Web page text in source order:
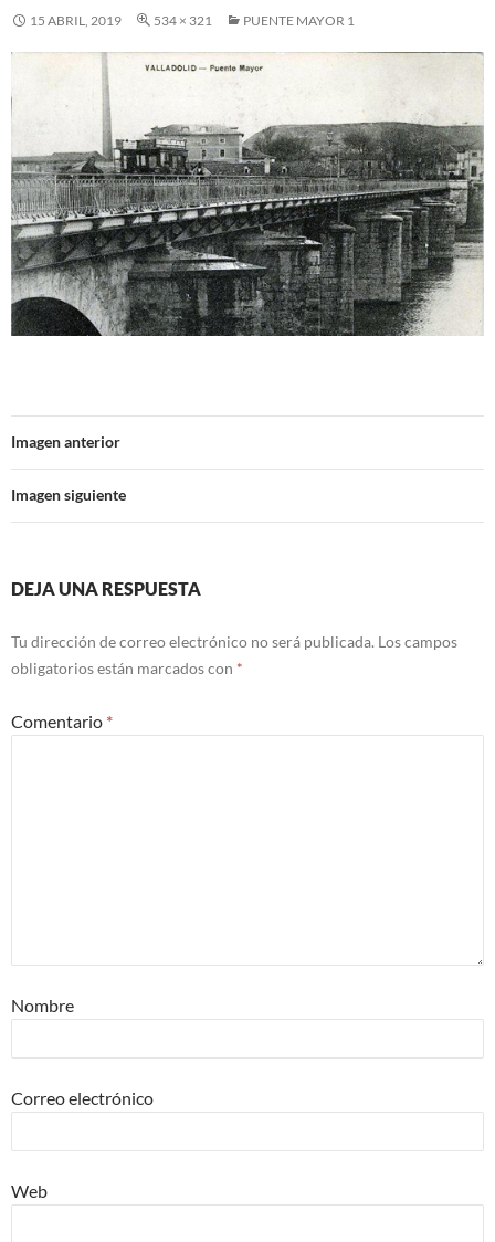
15 ABRIL, 2019 534 × 321 PUENTE MAYOR 1
Imagen anterior
Imagen siguiente
DEJA UNA RESPUESTA
Tu dirección de correo electrónico no será publicada. Los campos
obligatorios están marcados con *
Comentario *
Nombre
Correo electrónico
Web